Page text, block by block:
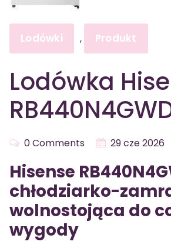
Lodówki , Produkt
Lodówka
0 Comments 29 cze 2026
Hisense
chłodziarko-
wolnostojąca do
wygody